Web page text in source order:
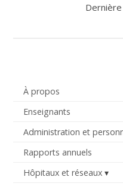
À propos
Enseignants
Administration et
Rapports annuels
Hôpitaux et réseaux